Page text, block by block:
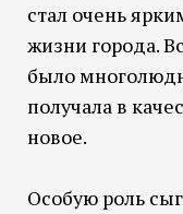
стал очень
жизни города.
было
получала в
новое.
Особую роль